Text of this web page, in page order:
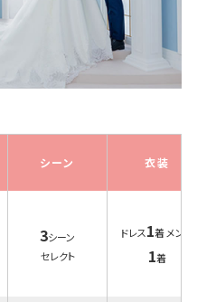
シーン 衣装
3シーン
セレクト
ドレス1着 メンズ
1着